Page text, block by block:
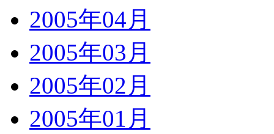
2005年04月
2005年03月
2005年02月
2005年01月